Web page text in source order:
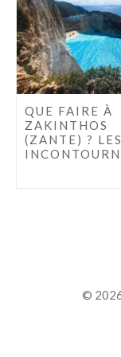
QUE FAIRE À
ZAKINTHOS
(ZANTE) ? LES
©